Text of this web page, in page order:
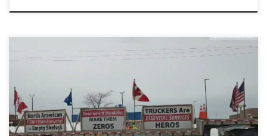
Der „Freedom Convoy“ von 11.000 Truckern rollt durch Alberta. Die
Trucker protestieren gegen die kanadische Impfpflicht. Der
kanadische Premierminister Justin […]